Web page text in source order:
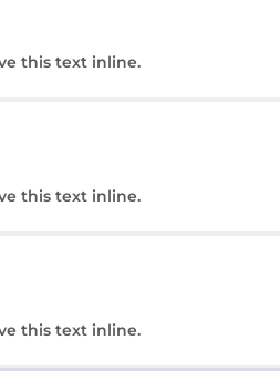
this text inline.
this text inline.
this text inline.